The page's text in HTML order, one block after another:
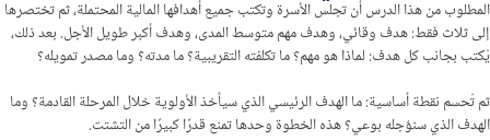
المطلوب من هذا الدرس أن تجلس الأسرة وتكتب جميع أهدافها المالية المحتملة، ثم تختصرها
إلى ثلاث فقط: هدف وقائي، وهدف مهم متوسط المدى، وهدف أكبر طويل الأجل. بعد ذلك،
يُكتب بجانب كل هدف: لماذا هو مهم؟ ما تكلفته التقريبية؟ ما مدته؟ وما مصدر تمويله؟
ثم تُحسم نقطة أساسية: ما الهدف الرئيسي الذي سيأخذ الأولوية خلال المرحلة القادمة؟ وما
الهدف الذي سنؤجله بوعي؟ هذه الخطوة وحدها تمنع قدرًا كبيرًا من التشتت.